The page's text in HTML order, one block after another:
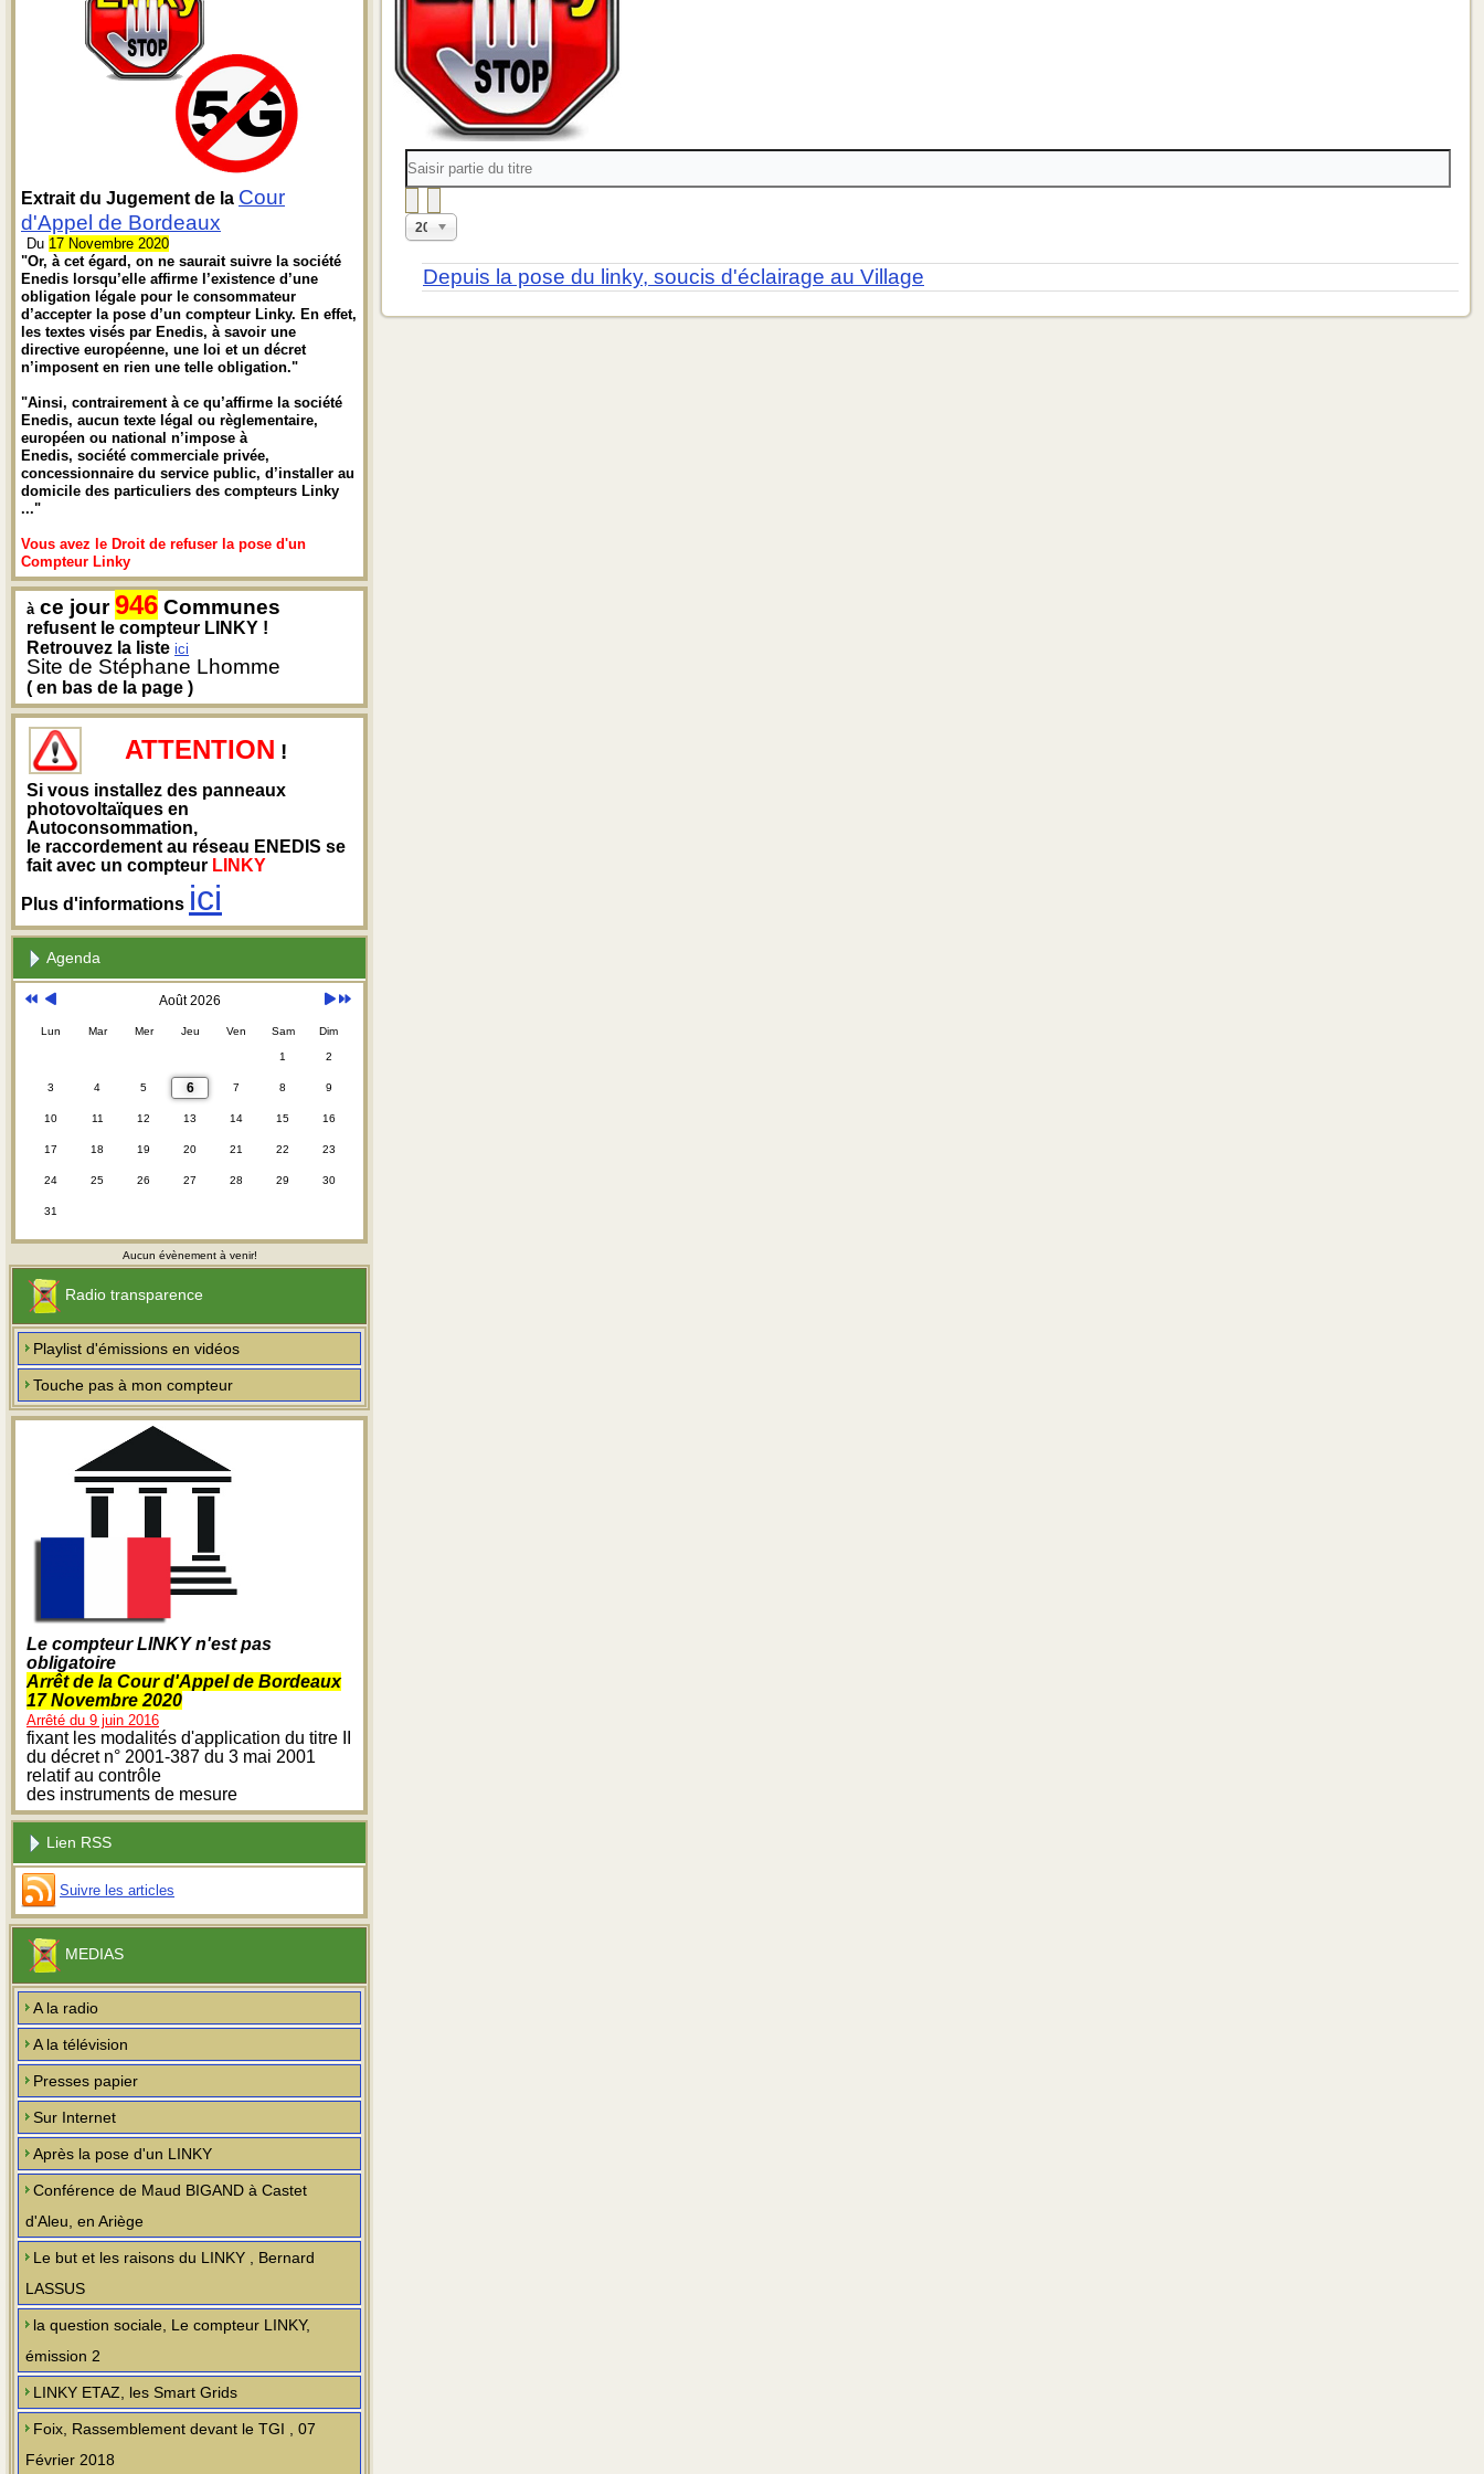
Extrait du Jugement de la Cour
d'Appel de Bordeaux
Du 17 Novembre 2020
"Or, à cet égard, on ne saurait suivre la société
Enedis lorsqu’elle affirme l’existence d’une
obligation légale pour le consommateur
d’accepter la pose d’un compteur Linky. En effet,
les textes visés par Enedis, à savoir une
directive européenne, une loi et un décret
n’imposent en rien une telle obligation."
"Ainsi, contrairement à ce qu’affirme la société
Enedis, aucun texte légal ou règlementaire,
européen ou national n’impose à
Enedis, société commerciale privée,
concessionnaire du service public, d’installer au
domicile des particuliers des compteurs Linky
..."
Vous avez le Droit de refuser la pose d'un
Compteur Linky
à ce jour946 Communes
refusent le compteur LINKY !
Retrouvez la liste ici
Site de Stéphane Lhomme
( en bas de la page )
ATTENTION !
Si vous installez des panneaux
photovoltaïques en
Autoconsommation,
le raccordement au réseau ENEDIS se
fait avec un compteur LINKY
Plus d'informations ici
Agenda
Août 2026
Lun Mar Mer Jeu Ven Sam Dim
1 2
3 4 5 6 7 8 9
10 11 12 13 14 15 16
17 18 19 20 21 22 23
24 25 26 27 28 29 30
31
Aucun évènement à venir!
Radio transparence
Playlist d'émissions en vidéos
Touche pas à mon compteur
Le compteur LINKY n'est pas
obligatoire
Arrêt de la Cour d'Appel de Bordeaux
17 Novembre 2020
Arrêté du 9 juin 2016
fixant les modalités d'application du titre II
du décret n° 2001-387 du 3 mai 2001
relatif au contrôle
des instruments de mesure
Lien RSS
Suivre les articles
MEDIAS
A la radio
A la télévision
Presses papier
Sur Internet
Après la pose d'un LINKY
Conférence de Maud BIGAND à Castet
d'Aleu, en Ariège
Le but et les raisons du LINKY , Bernard
LASSUS
la question sociale, Le compteur LINKY,
émission 2
LINKY ETAZ, les Smart Grids
Foix, Rassemblement devant le TGI , 07
Février 2018
partie
du
Affichage
#
20
Depuis la pose du linky, soucis d'éclairage au Village